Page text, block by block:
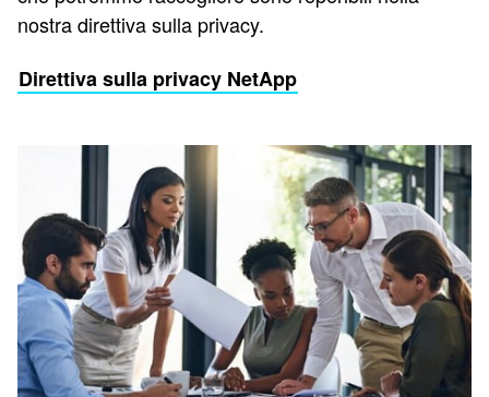
nostra direttiva sulla privacy.
Direttiva sulla privacy NetApp